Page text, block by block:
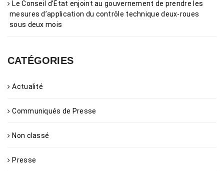
Le Conseil d’État enjoint au gouvernement de prendre les
mesures d’application du contrôle technique deux-roues
sous deux mois
CATÉGORIES
Actualité
Communiqués de Presse
Non classé
Presse